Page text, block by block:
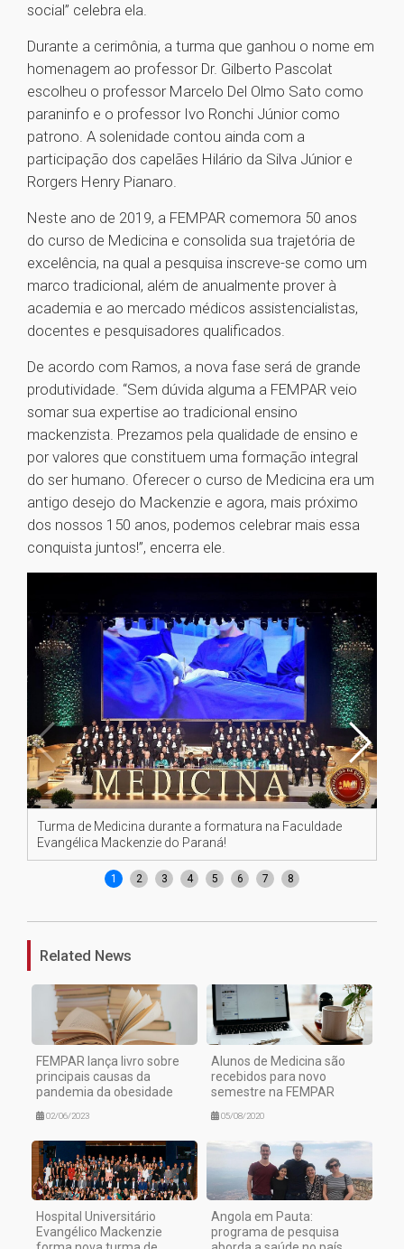
social” celebra ela.
Durante a cerimônia, a turma que ganhou o nome em
homenagem ao professor Dr. Gilberto Pascolat
escolheu o professor Marcelo Del Olmo Sato como
paraninfo e o professor Ivo Ronchi Júnior como
patrono. A solenidade contou ainda com a
participação dos capelães Hilário da Silva Júnior e
Rorgers Henry Pianaro.
Neste ano de 2019, a FEMPAR comemora 50 anos
do curso de Medicina e consolida sua trajetória de
excelência, na qual a pesquisa inscreve-se como um
marco tradicional, além de anualmente prover à
academia e ao mercado médicos assistencialistas,
docentes e pesquisadores qualificados.
De acordo com Ramos, a nova fase será de grande
produtividade. “Sem dúvida alguma a FEMPAR veio
somar sua expertise ao tradicional ensino
mackenzista. Prezamos pela qualidade de ensino e
por valores que constituem uma formação integral
do ser humano. Oferecer o curso de Medicina era um
antigo desejo do Mackenzie e agora, mais próximo
dos nossos 150 anos, podemos celebrar mais essa
conquista juntos!”, encerra ele.
Turma de Medicina durante a formatura na Faculdade
Evangélica Mackenzie do Paraná!
1 2 3 4 5 6 7 8
Related News
FEMPAR lança livro sobre
principais causas da
pandemia da obesidade
02/06/2023
Alunos de Medicina são
recebidos para novo
semestre na FEMPAR
05/08/2020
Hospital Universitário
Evangélico Mackenzie
Angola em Pauta:
programa de pesquisa